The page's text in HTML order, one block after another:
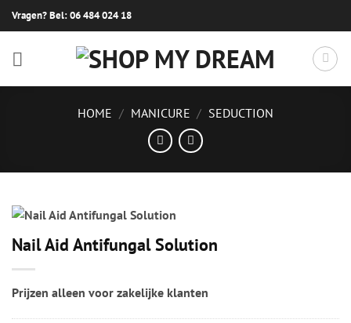
Ga
naar
Vragen? Bel:06 484 024 18
HOME / MANICURE / SEDUCTION
Nail Aid Antifungal Solution
Prijzen alleen voor zakelijke klanten